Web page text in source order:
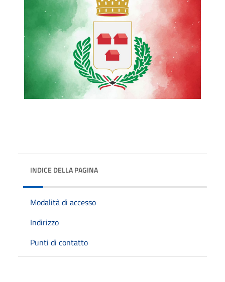
INDICE DELLA PAGINA
Modalità di accesso
Indirizzo
Punti di contatto